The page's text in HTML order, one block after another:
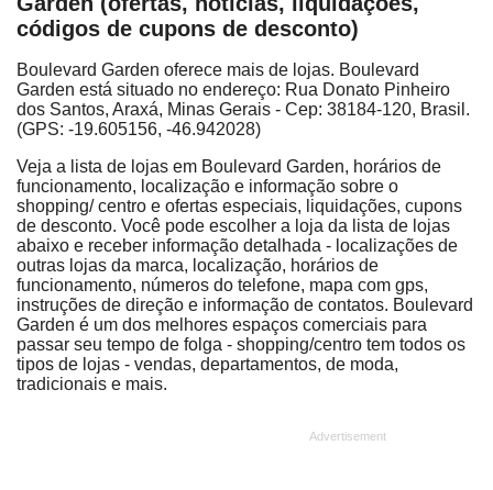
códigos de cupons de desconto)
Boulevard Garden oferece mais de lojas. Boulevard
Garden está situado no endereço: Rua Donato Pinheiro
dos Santos, Araxá, Minas Gerais - Cep: 38184-120, Brasil.
(GPS: -19.605156, -46.942028)
Veja a lista de lojas em Boulevard Garden, horários de
funcionamento, localização e informação sobre o
shopping/ centro e ofertas especiais, liquidações, cupons
de desconto. Você pode escolher a loja da lista de lojas
abaixo e receber informação detalhada - localizações de
outras lojas da marca, localização, horários de
funcionamento, números do telefone, mapa com gps,
instruções de direção e informação de contatos. Boulevard
Garden é um dos melhores espaços comerciais para
passar seu tempo de folga - shopping/centro tem todos os
tipos de lojas - vendas, departamentos, de moda,
tradicionais e mais.